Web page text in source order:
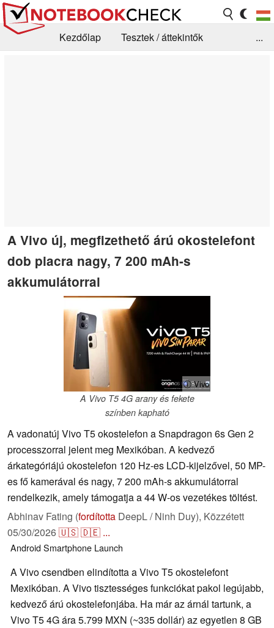
Kezdőlap
Tesztek / áttekintők
...
A Vivo új, megfizethető árú okostelefont
dob piacra nagy, 7 200 mAh-s
akkumulátorral
ⓘ Vivo
A Vivo T5 4G arany és fekete
színben kapható
A vadonatúj Vivo T5 okostelefon a Snapdragon 6s Gen 2
processzorral jelent meg Mexikóban. A kedvező
árkategóriájú okostelefon 120 Hz-es LCD-kijelzővel, 50 MP-
es fő kamerával és nagy, 7 200 mAh-s akkumulátorral
rendelkezik, amely támogatja a 44 W-os vezetékes töltést.
Abhinav Fating (fordította DeepL / Ninh Duy), Közzétett
05/30/2026🇺🇸🇩🇪 ...
AndroidSmartphone Launch
A Vivo csendben elindította a Vivo T5 okostelefont
Mexikóban. A Vivo tisztességes funkciókat pakol legújabb,
kedvező árú okostelefonjába. Ha már az árnál tartunk, a
Vivo T5 4G ára 5.799 MXN (~335 dollár) az egyetlen 8 GB